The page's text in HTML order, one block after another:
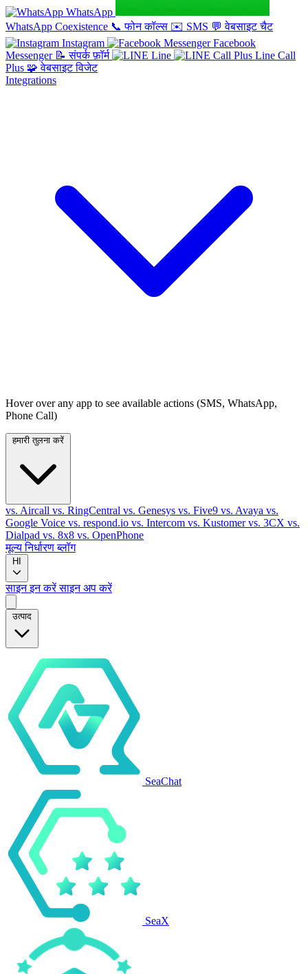
WhatsApp
WhatsApp Coexistence 📞 फोन कॉल्स ✉️ SMS 💬 वेबसाइट चैट
Instagram
Facebook
Messenger 📝 संपर्क फ़ॉर्म Line
Line Call
Plus 🧩 वेबसाइट विजेट
Integrations
Hover over any app to see available actions (SMS, WhatsApp,
Phone Call)
vs. Aircall vs. RingCentral vs. Genesys vs. Five9 vs. Avaya vs.
Google Voice vs. respond.io vs. Intercom vs. Kustomervs. 3CX vs.
Dialpad vs. 8x8 vs. OpenPhone
मूल्य निर्धारणब्लॉग
HI
साइन इन करेंसाइन अप करें
उत्पाद
SeaChat
SeaX